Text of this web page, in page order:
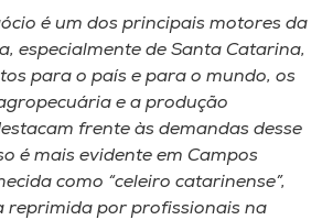
é um dos principais motores da
especialmente de Santa Catarina,
para o país e para o mundo, os
e a produção
frente às demandas desse
é mais evidente em Campos
como “celeiro catarinense”,
reprimida por profissionais na